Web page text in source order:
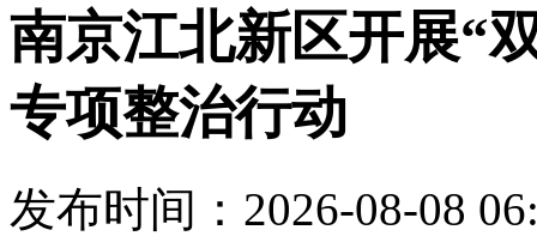
南京江北新区开展“
专项整治行动
发布时间：2026-08-08